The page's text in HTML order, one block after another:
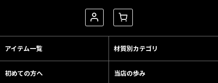
アイテム一覧 材質別カテゴリ
初めての方へ 当店の歩み